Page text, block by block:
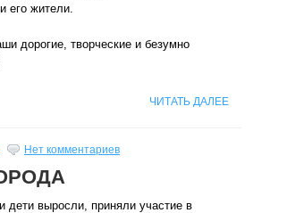
его жители.
дорогие, творческие и безумно
ЧИТАТЬ ДАЛЕЕ
Нет комментариев
дети выросли, приняли участие в